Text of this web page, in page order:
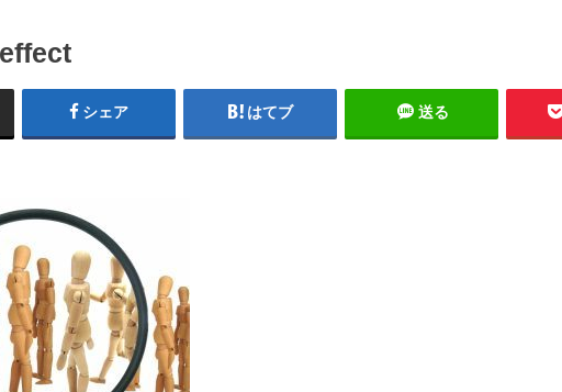
シェア はてブ 送る